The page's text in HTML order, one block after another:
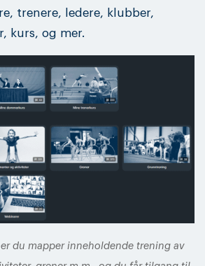
trenere, ledere, klubber,
kurs, og mer.
du mapper inneholdende trening av